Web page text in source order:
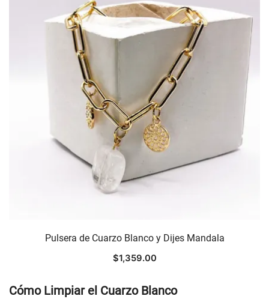
Pulsera de Cuarzo Blanco y Dijes Mandala
$1,359.00
Cómo Limpiar el Cuarzo Blanco